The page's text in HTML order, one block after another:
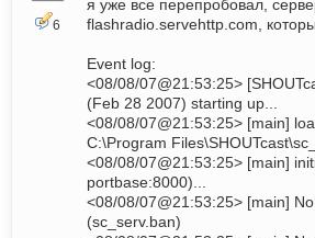
6
я уже все перепробовал,
flashradio.servehttp.com,
Event log:
<08/08/07@21:53:25>
(Feb 28 2007) starting up...
<08/08/07@21:53:25> [main]
C:\Program
<08/08/07@21:53:25> [main]
portbase:8000)...
<08/08/07@21:53:25> [main]
(sc_serv.ban)